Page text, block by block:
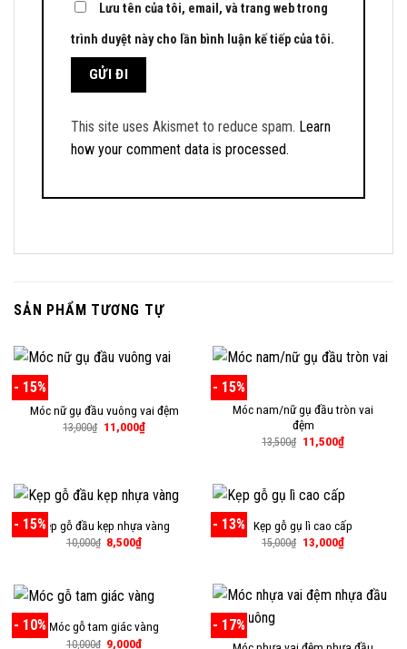
Lưu tên của tôi, email, và trang web trong
trình duyệt này cho lần bình luận kế tiếp của tôi.
This site uses Akismet to reduce spam. Learn
how your comment data is processed.
SẢN PHẨM TƯƠNG TỰ
- 15%
Móc nữ gụ đầu vuông vai đệm
13,000₫ Giá
gốc
11,000₫Giá
hiện
- 15%
Móc nam/nữ gụ đầu tròn vai
đệm
13,500₫ Giá
gốc
11,500₫Giá
hiện
- 15%Kẹp gỗ đầu kẹp nhựa vàng
10,000₫ Giá
gốc
8,500₫Giá
- 13% Kẹp gỗ gụ lì cao cấp
15,000₫ Giá
gốc
13,000₫Giá
hiện
13,000₫.
- 10% Móc gỗ tam giác vàng
10,000₫ Giá
9,000₫Giá
- 17%